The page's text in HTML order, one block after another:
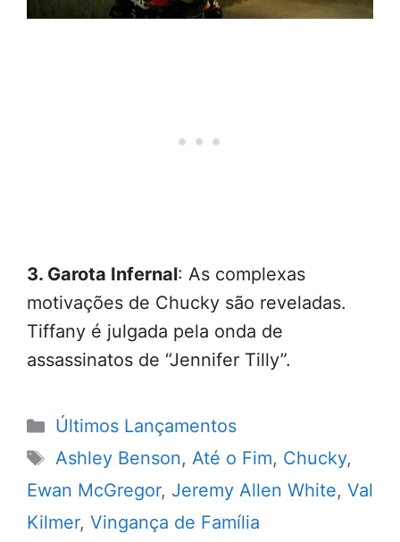
3. Garota Infernal: As complexas
motivações de Chucky são reveladas.
Tiffany é julgada pela onda de
assassinatos de “Jennifer Tilly”.
Categorias
Últimos Lançamentos
Tags
Ashley Benson, Até o Fim, Chucky,
Ewan McGregor, Jeremy Allen White, Val
Kilmer, Vingança de Família